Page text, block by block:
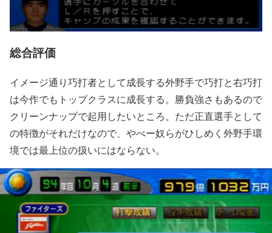
総合評価
イメージ通り巧打者として成長する外野手で巧打と右巧打
は今作でもトップクラスに成長する。勝負強さもあるので
クリーンナップで起用したいところ。ただ正直選手として
の特徴がそれだけなので、やべー奴らがひしめく外野手環
境では最上位の扱いにはならない。